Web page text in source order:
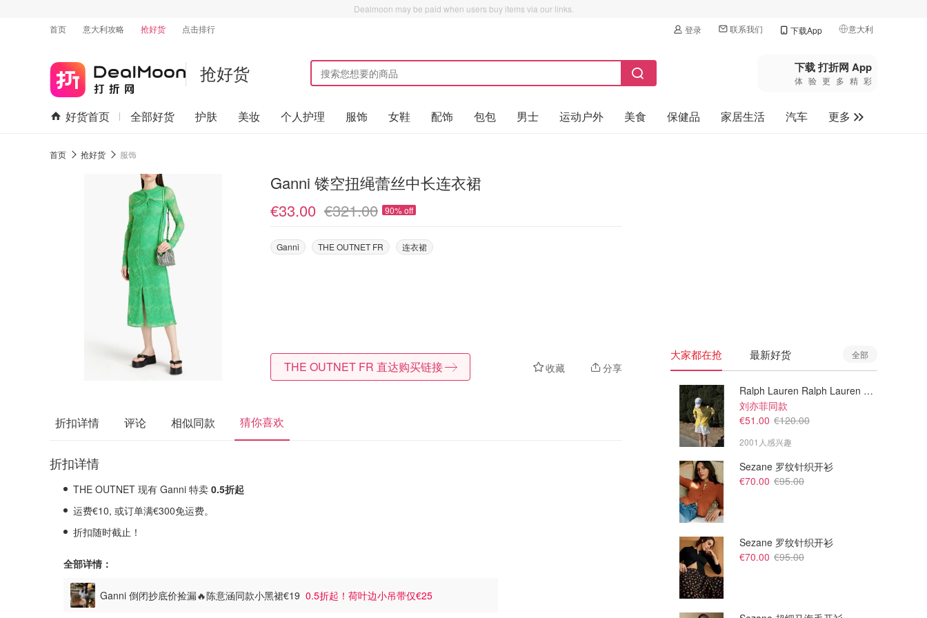
Dealmoon may be paid when users buy items via our links.
首页
意大利攻略 抢好货 点击排行 登录 联系我们 下载App 意大利
🇺🇸美国
🇨🇳中国
🇨🇦加拿大
抢好货 下载 打折网 App
体验更多精彩
好货首页 全部好货 护肤 美妆 个人护理 服饰 女鞋 配饰 包包 男士 运动户外 美食 保健品 家居生活 汽车
更多
首页 抢好货 服饰
Ganni 镂空扭绳蕾丝中长连衣裙
€33.00 €321.00 90% off
Ganni THE OUTNET FR 连衣裙
收藏 分享
THE OUTNET FR 直达购买链接
折扣详情 评论 相似同款 猜你喜欢
折扣详情
THE OUTNET 现有 Ganni 特卖 0.5折起
运费€10, 或订单满€300免运费。
折扣随时截止！
全部详情：
Ganni 倒闭抄底价捡漏🔥陈意涵同款小黑裙€19 0.5折起！荷叶边小吊带仅€25
大家都在抢 最新好货 全部
Ralph Lauren Ralph Lauren 男童亚麻衬衫
刘亦菲同款
€51.00 €120.00
2001人感兴趣
Sezane 罗纹针织开衫
€70.00 €95.00
Sezane 罗纹针织开衫
€70.00 €95.00